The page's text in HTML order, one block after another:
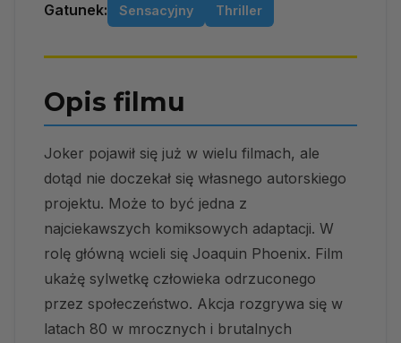
Gatunek: Sensacyjny Thriller
Opis filmu
Joker pojawił się już w wielu filmach, ale
dotąd nie doczekał się własnego autorskiego
projektu. Może to być jedna z
najciekawszych komiksowych adaptacji. W
rolę główną wcieli się Joaquin Phoenix. Film
ukażę sylwetkę człowieka odrzuconego
przez społeczeństwo. Akcja rozgrywa się w
latach 80 w mrocznych i brutalnych